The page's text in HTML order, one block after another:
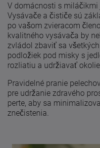
V domácnosti s miláčikmi
Vysávače a čističe sú
po vašom zvieracom
kvalitného vysávača by
zvládol zbaviť sa
podložiek pod misky s
rozliatiu a udržiavať okolie
Pravidelné pranie
pre udržanie zdravého
perte, aby sa
znečistenia.